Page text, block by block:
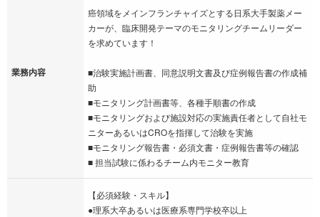
業務内容
癌領域をメインフランチャイズとする日系大手製薬メー
カーが、臨床開発テーマのモニタリングチームリーダー
を求めています！
■治験実施計画書、同意説明文書及び症例報告書の作成補
助
■モニタリング計画書等、各種手順書の作成
■モニタリングおよび施設対応の実施責任者として自社モ
ニターあるいはCROを指揮して治験を実施
■モニタリング報告書・必須文書・症例報告書等の確認
■ 担当試験に係わるチーム内モニター教育
【必須経験・スキル】
●理系大卒あるいは医療系専門学校卒以上